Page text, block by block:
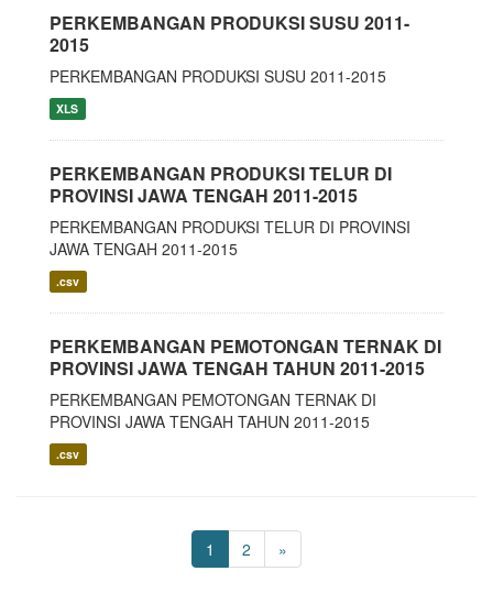
PERKEMBANGAN PRODUKSI SUSU 2011-
2015
PERKEMBANGAN PRODUKSI SUSU 2011-2015
XLS
PERKEMBANGAN PRODUKSI TELUR DI
PROVINSI JAWA TENGAH 2011-2015
PERKEMBANGAN PRODUKSI TELUR DI PROVINSI
JAWA TENGAH 2011-2015
.csv
PERKEMBANGAN PEMOTONGAN TERNAK DI
PROVINSI JAWA TENGAH TAHUN 2011-2015
PERKEMBANGAN PEMOTONGAN TERNAK DI
PROVINSI JAWA TENGAH TAHUN 2011-2015
.csv
1 2 »